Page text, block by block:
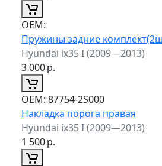
ОЕМ:
Пружины задние
Hyundai ix35 I (2009—2013)
3 000р.
ОЕМ: 87754-2S000
Накладка порога правая
Hyundai ix35 I (2009—2013)
1 500р.